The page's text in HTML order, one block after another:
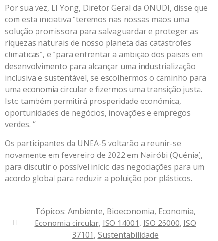
Por sua vez, LI Yong, Diretor Geral da ONUDI, disse que
com esta iniciativa “teremos nas nossas mãos uma
solução promissora para salvaguardar e proteger as
riquezas naturais de nosso planeta das catástrofes
climáticas”, e “para enfrentar a ambição dos países em
desenvolvimento para alcançar uma industrialização
inclusiva e sustentável, se escolhermos o caminho para
uma economia circular e fizermos uma transição justa.
Isto também permitirá prosperidade económica,
oportunidades de negócios, inovações e empregos
verdes. “
Os participantes da UNEA-5 voltarão a reunir-se
novamente em fevereiro de 2022 em Nairóbi (Quénia),
para discutir o possível início das negociações para um
acordo global para reduzir a poluição por plásticos.
Tópicos: Ambiente, Bioeconomia, Economia,
Economia circular, ISO 14001, ISO 26000, ISO
37101, Sustentabilidade